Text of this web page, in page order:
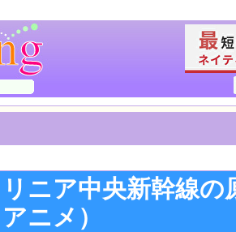
リニア中央新幹線
アニメ）